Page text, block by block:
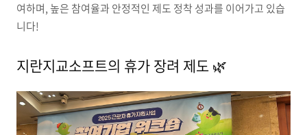
여하며, 높은 참여율과 안정적인 제도 정착 성과를 이어가고 있습
니다!
지란지교소프트의 휴가 장려 제도 🌿